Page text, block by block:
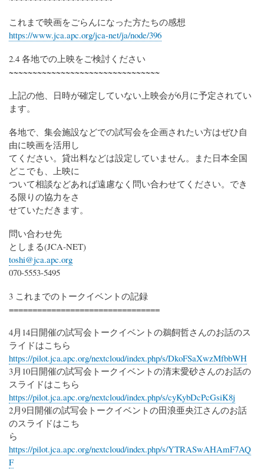
これまで映画をごらんになった方たちの感想
https://www.jca.apc.org/jca-net/ja/node/396
2.4 各地での上映をご検討ください
~~~~~~~~~~~~~~~~~~~~~~~~~~~~~~~~
上記の他、日時が確定していない上映会が6月に予定されてい
ます。
各地で、集会施設などでの試写会を企画されたい方はぜひ自
由に映画を活用し
てください。貸出料などは設定していません。また日本全国
どこでも、上映に
ついて相談などあれば遠慮なく問い合わせてください。でき
る限りの協力をさ
せていただきます。
問い合わせ先
としまる(JCA-NET)
toshi@jca.apc.org
070-5553-5495
3 これまでのトークイベントの記録
================================
4月14日開催の試写会トークイベントの鵜飼哲さんのお話のス
ライドはこちら
https://pilot.jca.apc.org/nextcloud/index.php/s/DkoFSaXwzMfbbWH
3月10日開催の試写会トークイベントの清末愛砂さんのお話の
スライドはこちら
https://pilot.jca.apc.org/nextcloud/index.php/s/cyKybDcPcGsiK8j
2月9日開催の試写会トークイベントの田浪亜央江さんのお話
のスライドはこち
ら
https://pilot.jca.apc.org/nextcloud/index.php/s/YTRASwAHAmF7AQ
F